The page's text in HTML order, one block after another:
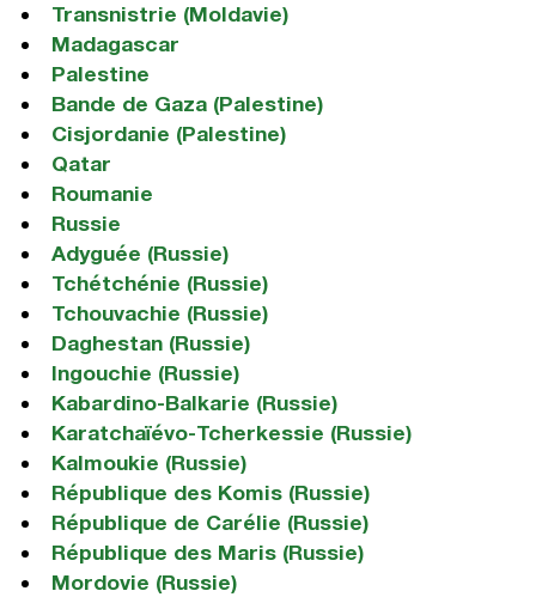
Transnistrie (Moldavie)
Madagascar
Palestine
Bande de Gaza (Palestine)
Cisjordanie (Palestine)
Qatar
Roumanie
Russie
Adyguée (Russie)
Tchétchénie (Russie)
Tchouvachie (Russie)
Daghestan (Russie)
Ingouchie (Russie)
Kabardino-Balkarie (Russie)
Karatchaïévo-Tcherkessie (Russie)
Kalmoukie (Russie)
République des Komis (Russie)
République de Carélie (Russie)
République des Maris (Russie)
Mordovie (Russie)